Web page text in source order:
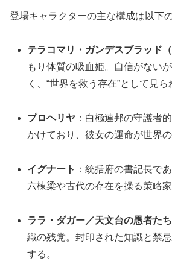
登場キャラクターの主な構成は以下
テラコマリ・ガンデスブラッド（
もり体質の吸血姫。自信がない
く、“世界を救う存在”として見ら
プロヘリヤ ：白極連邦の守護者
かけており、彼女の運命が世界
イグナート ：統括府の書記長で
六棟梁や古代の存在を操る策略家
ララ・ダガー／天文台の愚者たち
織の残党。封印された知識と禁
する。